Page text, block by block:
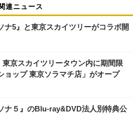
連ニュース
ナ5』と東京スカイツリーがコラボ開
京スカイツリータウン内に期間限
ョップ 東京ソラマチ店」がオープ
ナ５』のBlu-ray&DVD法人別特典公